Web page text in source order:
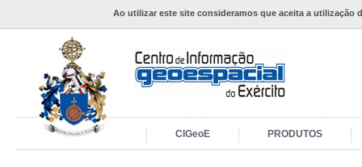
Ao utilizar este site consideramos que aceita a utilização
CIGeoE PRODUTOS